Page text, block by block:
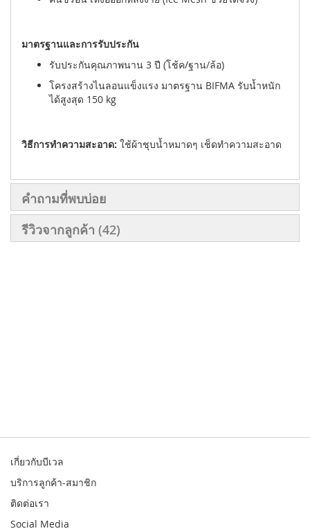
มาตรฐานและการรับประกัน
รับประกันคุณภาพนาน 3 ปี (โช้ค/ฐาน/ล้อ)
โครงสร้างไนลอนแข็งแรง มาตรฐาน BIFMA รับน้ำหนัก
ได้สูงสุด 150 kg
วิธีการทำความสะอาด: ใช้ผ้าชุบน้ำหมาดๆ เช็ดทำความสะอาด
คำถามที่พบบ่อย
รีวิวจากลูกค้า 42
เกี่ยวกับบีเวล
บริการลูกค้า-สมาชิก
ติดต่อเรา
Social Media